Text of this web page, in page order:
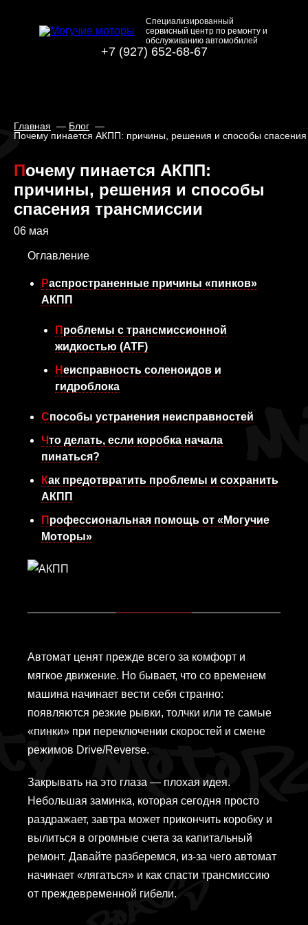
Специализированный
сервисный центр по ремонту и
обслуживанию автомобилей
+7 (927) 652-68-67
Главная
Блог
Почему пинается АКПП: причины, решения и способы спасения
Почему пинается АКПП:
причины, решения и способы
спасения трансмиссии
06 мая
Оглавление
Распространенные причины «пинков»
АКПП
Проблемы с трансмиссионной
жидкостью (ATF)
Неисправность соленоидов и
гидроблока
Способы устранения неисправностей
Что делать, если коробка начала
пинаться?
Как предотвратить проблемы и сохранить
АКПП
Профессиональная помощь от «Могучие
Моторы»
Автомат ценят прежде всего за комфорт и
мягкое движение. Но бывает, что со временем
машина начинает вести себя странно:
появляются резкие рывки, толчки или те самые
«пинки» при переключении скоростей и смене
режимов Drive/Reverse.
Закрывать на это глаза — плохая идея.
Небольшая заминка, которая сегодня просто
раздражает, завтра может прикончить коробку и
вылиться в огромные счета за капитальный
ремонт. Давайте разберемся, из-за чего автомат
начинает «лягаться» и как спасти трансмиссию
от преждевременной гибели.